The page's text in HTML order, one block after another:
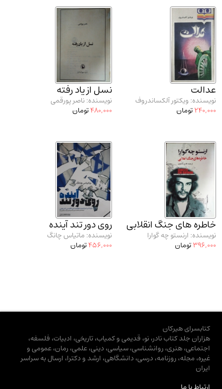
عدالت
نویسنده: ویکتور آلکساندروف
240,000تومان
نسل از یاد رفته
نویسنده: ناصر پورقمی
480,000تومان
خاطره‌ های جنگ انقلابی
نویسنده: ارنستو چه گوارا
396,000تومان
روی دور تند آینده
نویسنده: ماتیاس چانگ
456,000تومان
کتابسرای هیرکان
هزاران جلد کتاب نادر، نو، قدیمی و کمیاب، تاریخی، ادبیات، فلسفه،
اجتماعی، هنری، روانشناسی، سیاسی، دینی، علمی، رمان، عمومی و
غیره، مجله، روزنامه، درسی، دانشگاهی، ارشد و دکترا، ارسال به سراسر
ایران